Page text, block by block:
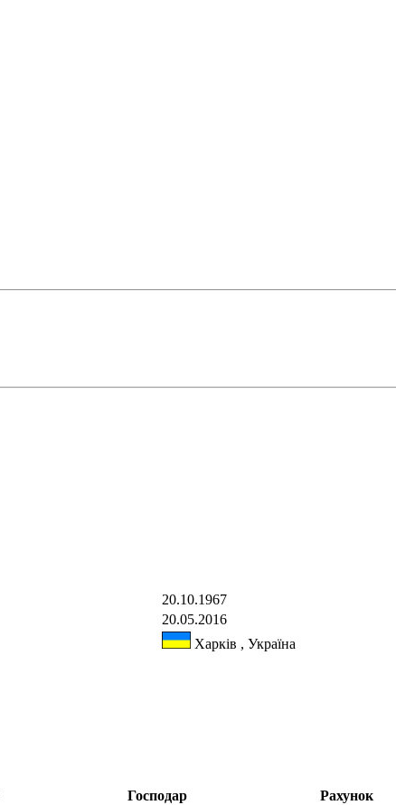
20.10.1967
20.05.2016
Харків , Україна
Господар Рахунок